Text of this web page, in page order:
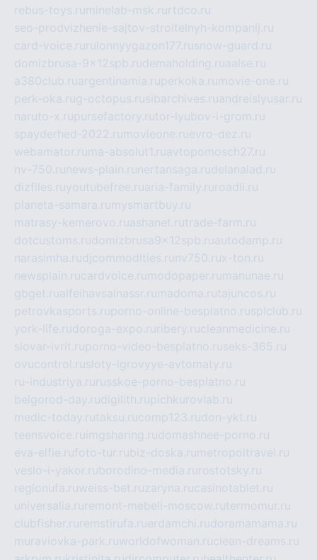
rebus-toys.ru minelab-msk.ru rtdco.ru
seo-prodvizhenie-sajtov-stroitelnyh-kompanij.ru
card-voice.ru rulonnyygazon177.rusnow-guard.ru
domizbrusa-9x12spb.rudemaholding.ruaalse.ru
a380club.ruargentinamia.ruperkoka.ru movie-one.ru
perk-oka.rug-octopus.rusibarchives.ruandreislyusar.ru
naruto-x.rupursefactory.rutor-lyubov-i-grom.ru
spayderhed-2022.ru movieone.ruevro-dez.ru
webamator.ru ma-absolut1.ruavtopomosch27.ru
nv-750.ru news-plain.ru nertansaga.rudelanalad.ru
dizfiles.ruyoutubefree.ruaria-family.ru roadli.ru
planeta-samara.ru mysmartbuy.ru
matrasy-kemerovo.ruashanet.rutrade-farm.ru
dotcustoms.rudomizbrusa9x12spb.ruautodamp.ru
narasimha.rudjcommodities.ru nv750.rux-ton.ru
newsplain.rucardvoice.ru modopaper.ru manunae.ru
gbget.rualfeihavsalnassr.ru madoma.rutajuncos.ru
petrovkasports.ruporno-online-besplatno.rusplclub.ru
york-life.rudoroga-expo.ru ribery.rucleanmedicine.ru
slovar-ivrit.ruporno-video-besplatno.ruseks-365.ru
ovucontrol.rusloty-igrovyye-avtomaty.ru
ru-industriya.ru russkoe-porno-besplatno.ru
belgorod-day.rudigilith.rupichkurovlab.ru
medic-today.rutaksu.rucomp123.rudon-ykt.ru
teensvoice.ru imgsharing.rudomashnee-porno.ru
eva-elfie.rufoto-tur.rubiz-doska.ru metropoltravel.ru
veslo-i-yakor.ruborodino-media.ru rostotsky.ru
regionufa.ruweiss-bet.ruzaryna.rucasinotablet.ru
universalia.ru remont-mebeli-moscow.rutermomur.ru
clubfisher.ru remstirufa.ruerdamchi.rudoramamama.ru
muraviovka-park.ruworldofwoman.ruclean-dreams.ru